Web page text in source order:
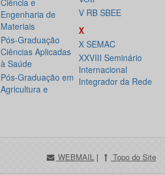
Ciência e
Engenharia de
Materiais
Pós-Graduação
Ciências Aplicadas
à Saúde
Pós-Graduação em
Agricultura e
V RB SBEE
X
X SEMAC
XXVIII Seminário
Internacional
Integrador da Rede
WEBMAIL | Topo do Site